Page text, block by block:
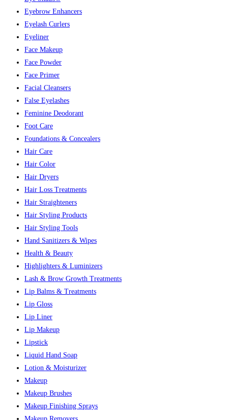
Eyebrow Enhancers
Eyelash Curlers
Eyeliner
Face Makeup
Face Powder
Face Primer
Facial Cleansers
False Eyelashes
Feminine Deodorant
Foot Care
Foundations & Concealers
Hair Care
Hair Color
Hair Dryers
Hair Loss Treatments
Hair Straighteners
Hair Styling Products
Hair Styling Tools
Hand Sanitizers & Wipes
Health & Beauty
Highlighters & Luminizers
Lash & Brow Growth Treatments
Lip Balms & Treatments
Lip Gloss
Lip Liner
Lip Makeup
Lipstick
Liquid Hand Soap
Lotion & Moisturizer
Makeup
Makeup Brushes
Makeup Finishing Sprays